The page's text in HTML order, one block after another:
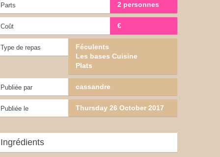
Parts 2 personnes
Coût €
Type de repas
Féculents
Les bases Cuisine
Plats
Publiée par cassandre
Publiée le Thursday 26 October 2017
Ingrédients